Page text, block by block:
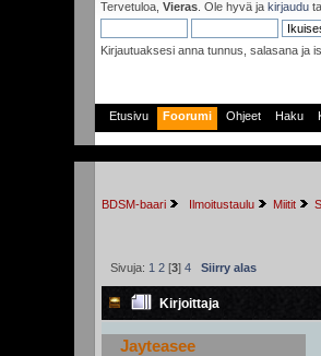
Tervetuloa,Vieras . Ole hyvä jakirjaudu
Kirjautuaksesi anna tunnus, salasana ja
Etusivu Foorumi Ohjeet Haku
BDSM-baari Ilmoitustaulu Miitit
Sivuja: 1 2 [3]4 Siirry alas
Kirjoittaja
Jayteasee